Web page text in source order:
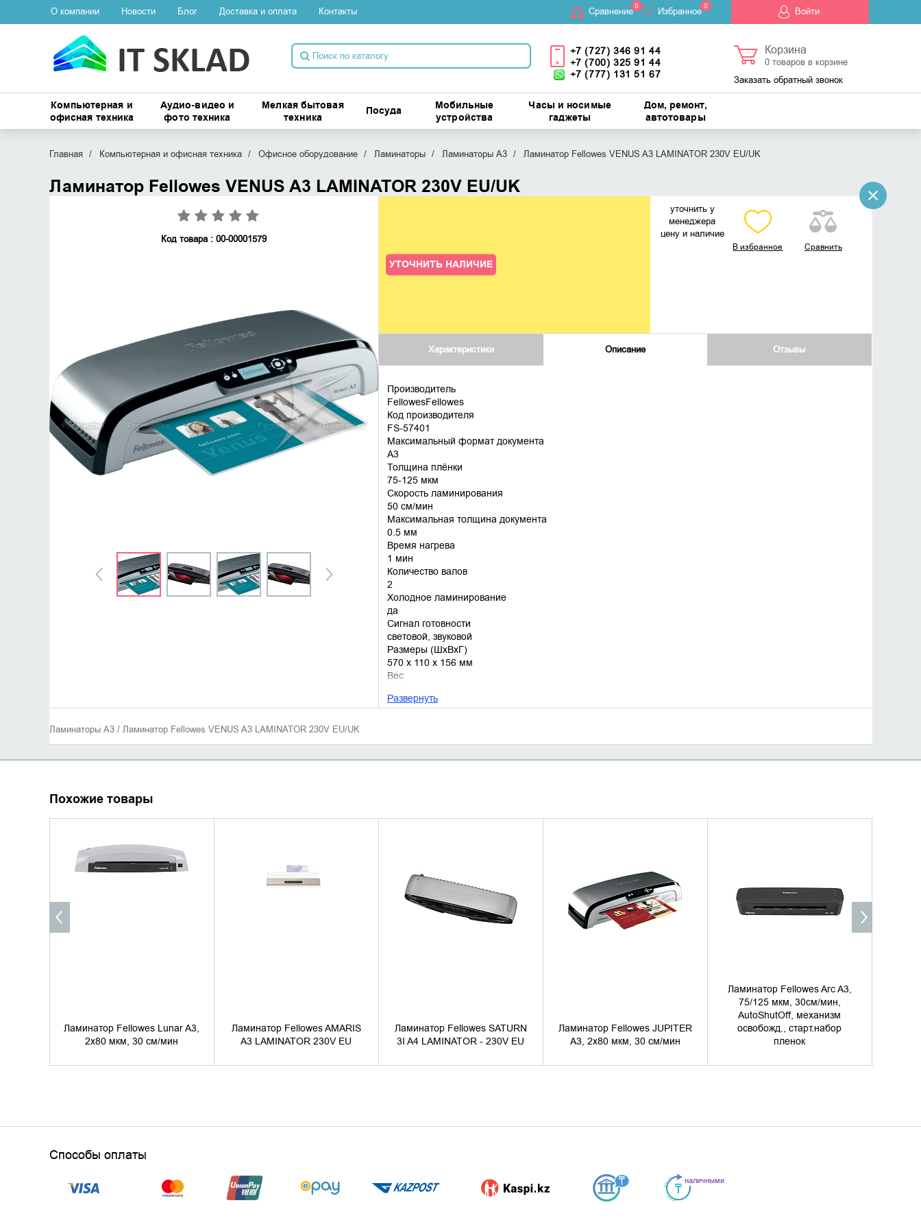
О компании Новости Блог Доставка и оплата Контакты Cравнение0 Избранное 0 Войти
+7 (727) 346 91 44
+7 (700) 325 91 44
+7 (777) 131 51 67
Корзина
0товаров в корзине
Заказать обратный звонок
Компьютерная и
офисная техника
Аудио-видео и
фото техника
Мелкая бытовая
техника
Посуда
Мобильные
устройства
Часы и носимые
гаджеты
Дом, ремонт,
автотовары
Главная Компьютерная и офисная техника Офисное оборудование Ламинаторы Ламинаторы A3 Ламинатор Fellowes VENUS A3 LAMINATOR 230V EU/UK
Ламинатор Fellowes VENUS A3 LAMINATOR 230V EU/UK
Код товара : 00-00001579
УТОЧНИТЬ НАЛИЧИЕ
уточнить у
менеджера
цену и наличие
В избранное Сравнить
Характеристики Описание Отзывы
Производитель
FellowesFellowes
Код производителя
FS-57401
Максимальный формат документа
А3
Толщина плёнки
75-125 мкм
Скорость ламинирования
50 см/мин
Максимальная толщина документа
0.5 мм
Время нагрева
1 мин
Количество валов
2
Холодное ламинирование
да
Сигнал готовности
световой, звуковой
Размеры (ШхВхГ)
570 x 110 x 156 мм
Вес
Гарантия
www.fellowes.ru
Развернуть
Ламинаторы A3 / Ламинатор Fellowes VENUS A3 LAMINATOR 230V EU/UK
Похожие товары
Ламинатор Fellowes Lunar A3,
2х80 мкм, 30 см/мин
УТОЧНИТЬ НАЛИЧИЕ
Ламинатор Fellowes AMARIS
A3 LAMINATOR 230V EU
Ламинатор Fellowes SATURN
3I A4 LAMINATOR - 230V EU
Ламинатор Fellowes JUPITER
A3, 2х80 мкм, 30 см/мин
Ламинатор Fellowes Arc A3,
75/125 мкм, 30см/мин,
AutoShutOff, механизм
освобожд., старт.набор
пленок
Способы оплаты